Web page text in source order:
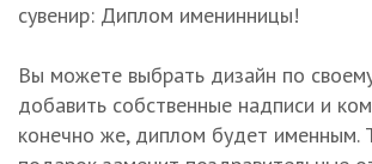
сувенир: Диплом именинницы!
Вы можете выбрать дизайн по
добавить собственные надписи и
конечно же, диплом будет именным.